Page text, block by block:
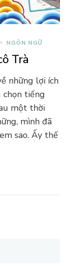
NGÔN NGỮ
Trà
những lợi ích
chọn tiếng
một thời
mình đã
sao. Ấy thế